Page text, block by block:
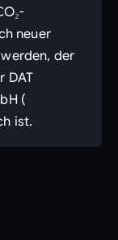
neuer
der
DAT
(
ist.